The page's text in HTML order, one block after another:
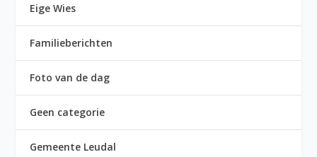
Eige Wies
Familieberichten
Foto van de dag
Geen categorie
Gemeente Leudal